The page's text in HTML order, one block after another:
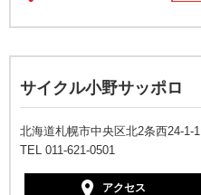
サイクル小野サッポロ
北海道札幌市中央区北2条西24-1-1
TEL 011-621-0501
アクセス